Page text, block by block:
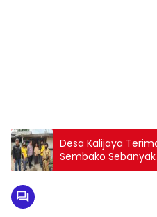
Desa Kalijaya
Sembako Sebanyak